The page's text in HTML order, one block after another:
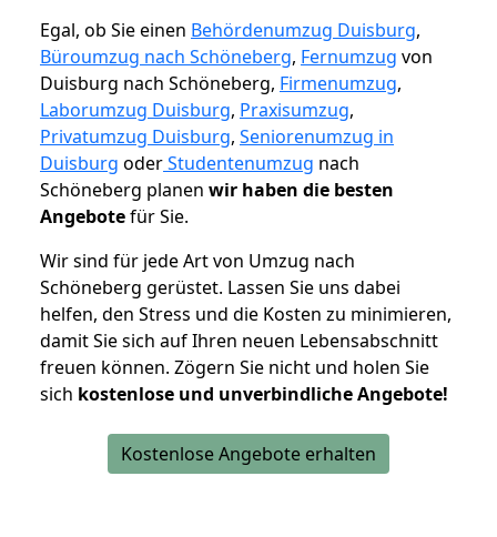
Egal, ob Sie einen Behördenumzug Duisburg,
Büroumzug nach Schöneberg, Fernumzug von
Duisburg nach Schöneberg, Firmenumzug,
Laborumzug Duisburg, Praxisumzug,
Privatumzug Duisburg, Seniorenumzug in
Duisburg oderStudentenumzug nach
Schöneberg planen wir haben die besten
Angebotefür Sie.
Wir sind für jede Art von Umzug nach
Schöneberg gerüstet. Lassen Sie uns dabei
helfen, den Stress und die Kosten zu minimieren,
damit Sie sich auf Ihren neuen Lebensabschnitt
freuen können. Zögern Sie nicht und holen Sie
sich kostenlose und unverbindliche Angebote!
Kostenlose Angebote erhalten